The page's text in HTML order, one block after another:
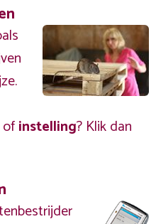
ofinstelling? Klik dan